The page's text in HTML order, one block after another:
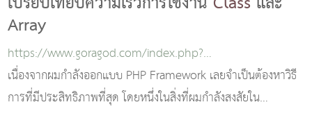
Array
https://www.goragod.com/index.php?
module=knowledge&id=3754
เนื่องจากผมกำลังออกแบบ PHP Framework เลยจำเป็นต้องหาวิธี
การที่มีประสิทธิภาพที่สุด โดยหนึ่งในสิ่งที่ผมกำลังสงสัยใน